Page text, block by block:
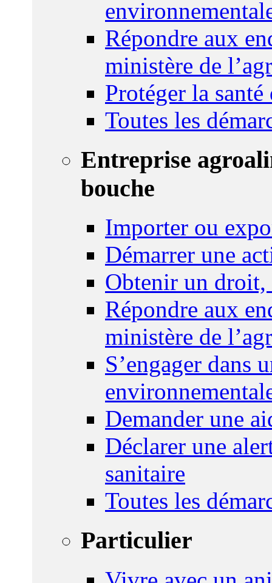
Répondre aux
ministère de
Protéger la
Toutes les
Entreprise
bouche
Importer ou
Démarrer une
Obtenir un droit,
Répondre aux
ministère de
S’engager dans
Demander une
Déclarer une
sanitaire
Toutes les
Particulier